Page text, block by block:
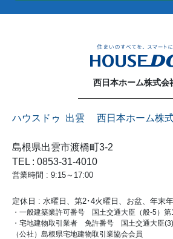
西日本ホーム株式会
ハウスドゥ 出雲 西日本ホーム株
島根県出雲市渡橋町3-2
TEL : 0853-31-4010
営業時間 : 9:15～17:00
定休日 : 水曜日、第2･4火曜日、お盆、年末
・一般建築業許可番号 国土交通大臣（般-5）
・宅地建物取引業者 免許番号 国土交通大臣
（公社）島根県宅地建物取引業協会会員